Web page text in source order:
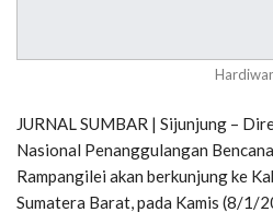
JURNAL SUMBAR | Sijunjung –
Nasional Penanggulangan
Rampangilei akan berkunjung ke
Sumatera Barat, pada Kamis (8/1/